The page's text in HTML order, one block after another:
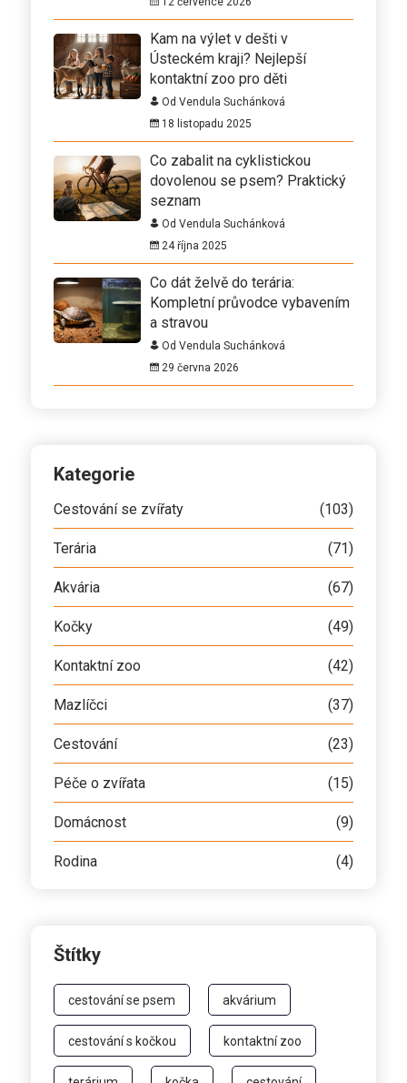
Kam na výlet v dešti v
Ústeckém kraji? Nejlepší
kontaktní zoo pro děti
Od Vendula Suchánková
18 listopadu 2025
Co zabalit na cyklistickou
dovolenou se psem? Praktický
seznam
Od Vendula Suchánková
24 října 2025
Co dát želvě do terária:
Kompletní průvodce vybavením
a stravou
Od Vendula Suchánková
29 června 2026
Kategorie
Cestování se zvířaty (103)
Terária (71)
Akvária (67)
Kočky (49)
Kontaktní zoo (42)
Mazlíčci (37)
Cestování (23)
Péče o zvířata (15)
Domácnost (9)
Rodina (4)
Štítky
cestování se psem akvárium
cestování s kočkou kontaktní zoo